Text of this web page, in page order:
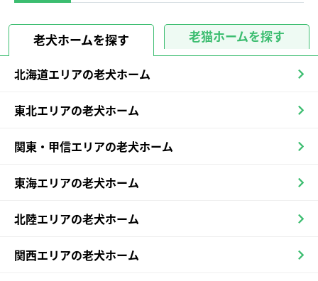
老犬ホームを探す 老猫ホームを探す
北海道エリアの老犬ホーム
東北エリアの老犬ホーム
関東・甲信エリアの老犬ホーム
東海エリアの老犬ホーム
北陸エリアの老犬ホーム
関西エリアの老犬ホーム